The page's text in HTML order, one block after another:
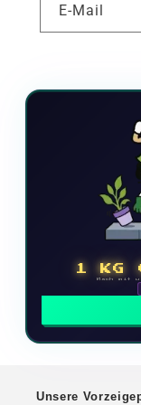
E-Mail
1 KG
Mach mit
Unsere